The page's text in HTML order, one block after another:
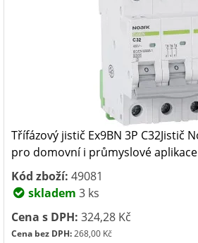
Třífázový jistič Ex9BN 3P C32Jistič
pro domovní i průmyslové
Kód zboží: 49081
skladem 3 ks
Cena s DPH: 324,28 Kč
Cena bez DPH:268,00 Kč